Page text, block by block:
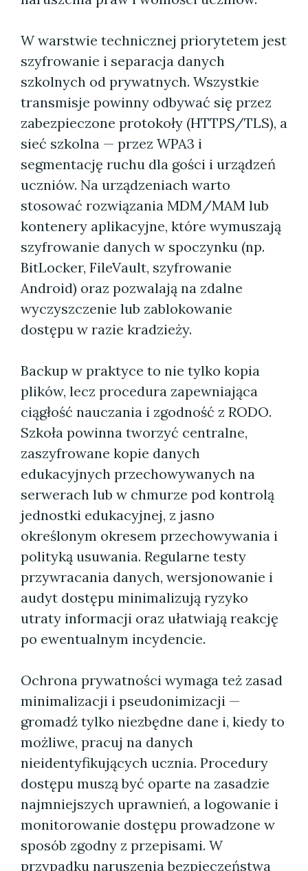
W warstwie technicznej priorytetem jest
szyfrowanie i separacja danych
szkolnych od prywatnych. Wszystkie
transmisje powinny odbywać się przez
zabezpieczone protokoły (HTTPS/TLS), a
sieć szkolna — przez WPA3 i
segmentację ruchu dla gości i urządzeń
uczniów. Na urządzeniach warto
stosować rozwiązania MDM/MAM lub
kontenery aplikacyjne, które wymuszają
szyfrowanie danych w spoczynku (np.
BitLocker, FileVault, szyfrowanie
Android) oraz pozwalają na zdalne
wyczyszczenie lub zablokowanie
dostępu w razie kradzieży.
Backup w praktyce to nie tylko kopia
plików, lecz procedura zapewniająca
ciągłość nauczania i zgodność z RODO.
Szkoła powinna tworzyć centralne,
zaszyfrowane kopie danych
edukacyjnych przechowywanych na
serwerach lub w chmurze pod kontrolą
jednostki edukacyjnej, z jasno
określonym okresem przechowywania i
polityką usuwania. Regularne testy
przywracania danych, wersjonowanie i
audyt dostępu minimalizują ryzyko
utraty informacji oraz ułatwiają reakcję
po ewentualnym incydencie.
Ochrona prywatności wymaga też zasad
minimalizacji i pseudonimizacji —
gromadź tylko niezbędne dane i, kiedy to
możliwe, pracuj na danych
nieidentyfikujących ucznia. Procedury
dostępu muszą być oparte na zasadzie
najmniejszych uprawnień, a logowanie i
monitorowanie dostępu prowadzone w
sposób zgodny z przepisami. W
przypadku naruszenia bezpieczeństwa